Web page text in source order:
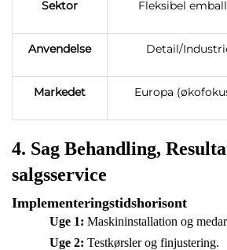
Sektor Fleksibel
Anvendelse Detail/
Markedet Europa
4. Sag Behandling,
salgsservice
Implementeringstidshorisont
Uge 1: Maskininstallation og
Uge 2: Testkørsler og finjustering.